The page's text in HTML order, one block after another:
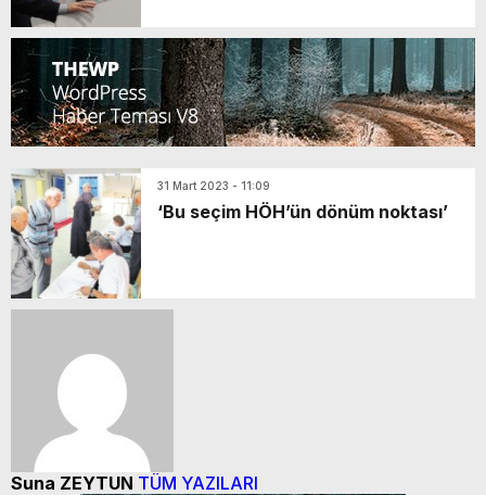
31 Mart 2023 - 11:09
‘Bu seçim HÖH’ün dönüm noktası’
Suna ZEYTUN TÜM YAZILARI